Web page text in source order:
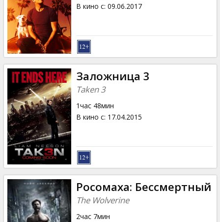
В кино с: 09.06.2017
Заложница 3
Taken 3
1час 48мин
В кино с: 17.04.2015
Росомаха: Бессмертный
The Wolverine
2час 7мин